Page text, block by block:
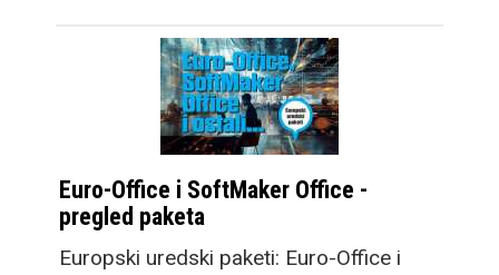
Euro-Office i SoftMaker Office -
pregled paketa
Europski uredski paketi: Euro-Office i